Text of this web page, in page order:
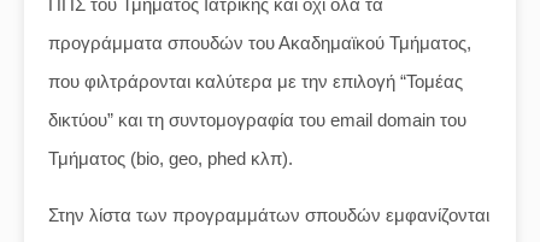
ΠΠΣ του Τμήματος Ιατρικής και όχι όλα τα
προγράμματα σπουδών του Ακαδημαϊκού Τμήματος,
που φιλτράρονται καλύτερα με την επιλογή “Τομέας
δικτύου” και τη συντομογραφία του email domain του
Τμήματος (bio, geo, phed κλπ).
Στην λίστα των προγραμμάτων σπουδών εμφανίζονται